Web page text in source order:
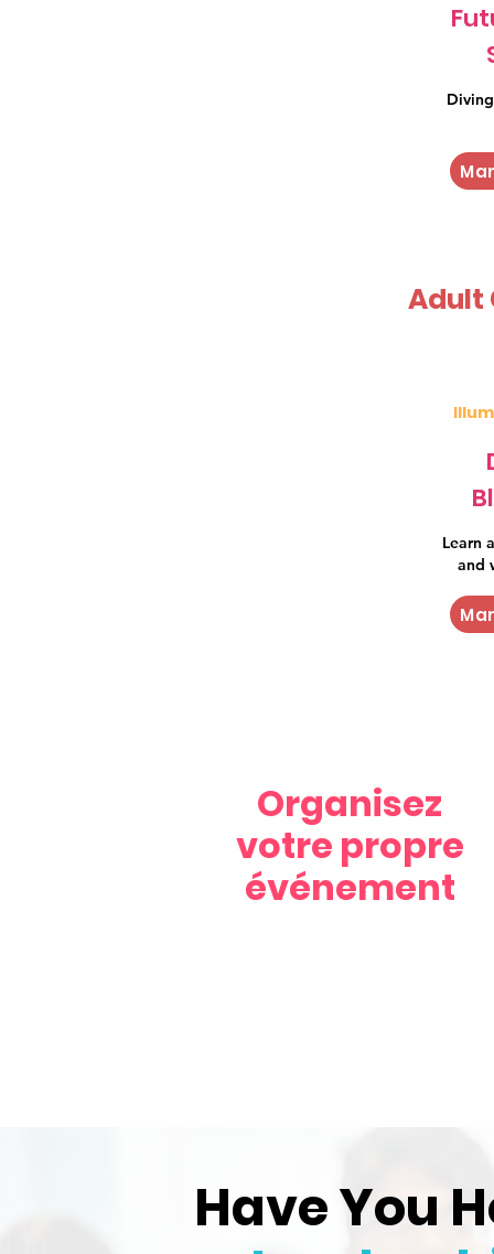
Adult
Organisez
votre propre
événement
Learn
and
Have You